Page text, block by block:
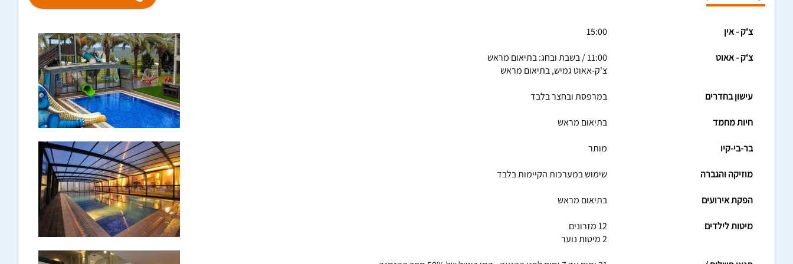
צ‘ק - אין 15:00
צ‘ק - אאוט
11:00 / בשבת ובחג: בתיאום מראש
צ'ק-אאוט גמיש, בתיאום מראש
עישון בחדרים במרפסת ובחצר בלבד
חיות מחמד בתיאום מראש
בר-בי-קיו מותר
מוזיקה והגברה שימוש במערכות הקיימות בלבד
הפקת אירועים בתיאום מראש
מיטות לילדים
12 מזרונים
2 מיטות נוער